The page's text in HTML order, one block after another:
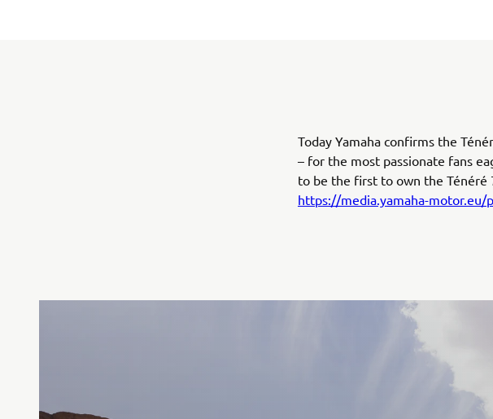
Today Yamaha confirms the
– for the most passionate fans
to be the first to own the Ténéré
https://media.yamaha-motor.eu/